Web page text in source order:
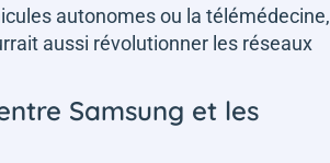
autonomes ou la télémédecine,
aussi révolutionner les réseaux
Samsung et les